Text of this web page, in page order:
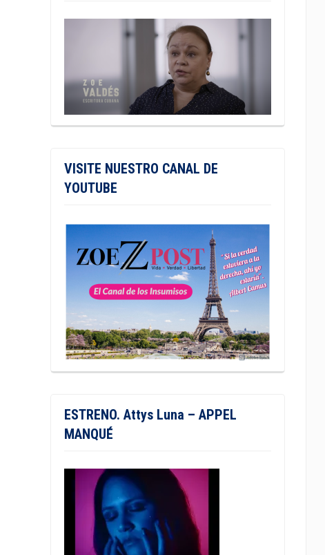
VISITE NUESTRO CANAL DE
YOUTUBE
ESTRENO. Attys Luna – APPEL
MANQUÉ